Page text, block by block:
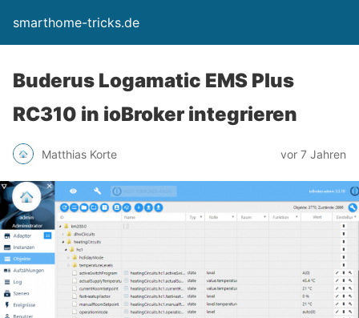
smarthome-tricks.de
Buderus Logamatic EMS Plus
RC310 in ioBroker integrieren
Matthias Korte vor 7 Jahren